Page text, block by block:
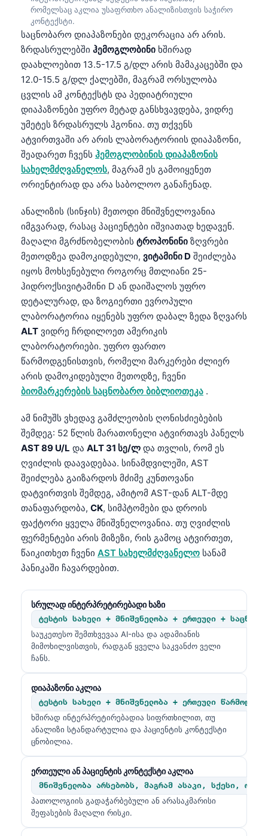
რომელსაც აკლია უსაფრთხო ანალიზისთვის საჭირო
კონტექსტი.
საცნობარო დიაპაზონები დეკორაცია არ არის.
ზრდასრულებში ჰემოგლობინი ხშირად
დაახლოებით 13.5-17.5 გ/დლ არის მამაკაცებში და
12.0-15.5 გ/დლ ქალებში, მაგრამ ორსულობა
ცვლის ამ კონტექსტს და პედიატრიული
დიაპაზონები უფრო მეტად განსხვავდება, ვიდრე
უმეტეს ზრდასრულს ჰგონია. თუ თქვენს
ატვირთვაში არ არის ლაბორატორიის დიაპაზონი,
შეადარეთ ჩვენს ჰემოგლობინის დიაპაზონის
სახელმძღვანელოს, მაგრამ ეს გამოიყენეთ
ორიენტირად და არა საბოლოო განაჩენად.
ანალიზის (სინჯის) მეთოდი მნიშვნელოვანია
იმგვარად, რასაც პაციენტები იშვიათად ხედავენ.
მაღალი მგრძნობელობის ტროპონინი ზღვრები
მეთოდზეა დამოკიდებული, ვიტამინი D შეიძლება
იყოს მოხსენებული როგორც მთლიანი 25-
ჰიდროქსივიტამინი D ან დაიშალოს უფრო
დეტალურად, და ზოგიერთი ევროპული
ლაბორატორია იყენებს უფრო დაბალ ზედა ზღვარს
ALT ვიდრე ჩრდილოეთ ამერიკის
ლაბორატორიები. უფრო ფართო
წარმოდგენისთვის, რომელი მარკერები ძლიერ
არის დამოკიდებული მეთოდზე, ჩვენი
ბიომარკერების საცნობარო ბიბლიოთეკა .
ამ ნიმუშს ვხედავ გამძლეობის ღონისძიებების
შემდეგ: 52 წლის მარათონელი ატვირთავს პანელს
AST 89 U/L და ALT 31 სე/ლ და თვლის, რომ ეს
ღვიძლის დაავადებაა. სინამდვილეში, AST
შეიძლება გაიზარდოს მძიმე კუნთოვანი
დატვირთვის შემდეგ, ამიტომ AST-დან ALT-მდე
თანაფარდობა, CK, სიმპტომები და დროის
ფაქტორი ყველა მნიშვნელოვანია. თუ ღვიძლის
ფერმენტები არის მიზეზი, რის გამოც ატვირთეთ,
წაიკითხეთ ჩვენი AST სახელმძღვანელო სანამ
პანიკაში ჩავარდებით.
სრულად ინტერპრეტირებადი ხაზი
ტესტის სახელი + მნიშვნელობა + ერთეული +
საუკეთესო შემთხვევაა AI-ისა და ადამიანის
მიმოხილვისთვის, რადგან ყველა საკვანძო ველი
ჩანს.
დიაპაზონი აკლია
ტესტის სახელი + მნიშვნელობა + ერთეული
ხშირად ინტერპრეტირებადია სიფრთხილით, თუ
ანალიზი სტანდარტულია და პაციენტის კონტექსტი
ცნობილია.
ერთეული ან პაციენტის კონტექსტი აკლია
მნიშვნელობა არსებობს, მაგრამ ასაკი, სქესი,
პათოლოგიის გადაჭარბებული ან არასაკმარისი
შეფასების მაღალი რისკი.
Euskara
Gàidhlig
Occitan
العربية المغربية
Afrikaans
Монгол
ພາສາລາວ
Basa Jawa
ئۇيغۇرچە
Кыргызча
Татар теле
Беларуская мова
Esperanto
Frysk
Ślōnskŏ gŏdka
Norsk bokmål